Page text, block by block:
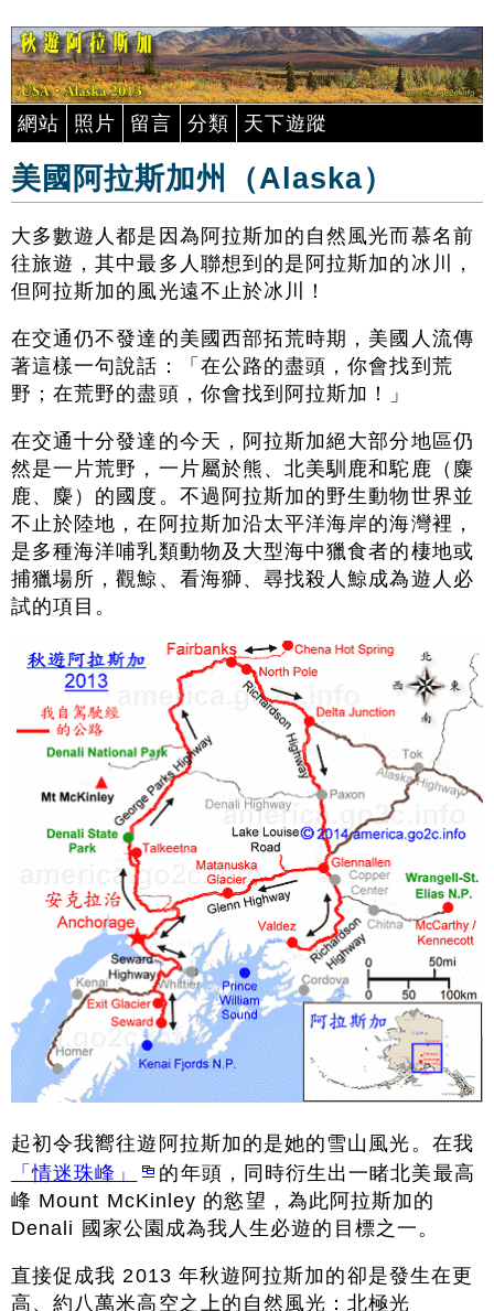
網站 照片 留言 分類 天下遊蹤
美國阿拉斯加州（Alaska）
大多數遊人都是因為阿拉斯加的自然風光而慕名前
往旅遊，其中最多人聯想到的是阿拉斯加的冰川，
但阿拉斯加的風光遠不止於冰川！
在交通仍不發達的美國西部拓荒時期，美國人流傳
著這樣一句說話：「在公路的盡頭，你會找到荒
野；在荒野的盡頭，你會找到阿拉斯加！」
在交通十分發達的今天，阿拉斯加絕大部分地區仍
然是一片荒野，一片屬於熊、北美馴鹿和駝鹿（麋
鹿、麋）的國度。不過阿拉斯加的野生動物世界並
不止於陸地，在阿拉斯加沿太平洋海岸的海灣裡，
是多種海洋哺乳類動物及大型海中獵食者的棲地或
捕獵場所，觀鯨、看海獅、尋找殺人鯨成為遊人必
試的項目。
起初令我嚮往遊阿拉斯加的是她的雪山風光。在我
「情迷珠峰」
的年頭，同時衍生出一睹北美最高
峰 Mount McKinley 的慾望，為此阿拉斯加的
Denali 國家公園成為我人生必遊的目標之一。
直接促成我 2013 年秋遊阿拉斯加的卻是發生在更
高、約八萬米高空之上的自然風光：北極光